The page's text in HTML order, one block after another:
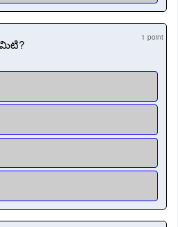
1 point